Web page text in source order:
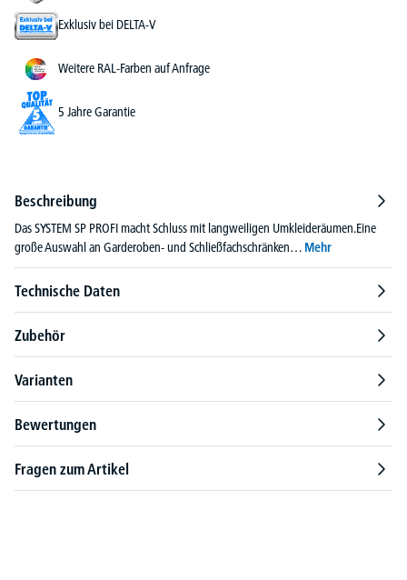
Exklusiv bei DELTA-V
Weitere RAL-Farben auf Anfrage
5 Jahre Garantie
Beschreibung
Das SYSTEM SP PROFI macht Schluss mit langweiligen Umkleideräumen.Eine
große Auswahl an Garderoben- und Schließfachschränken… Mehr
Technische Daten
Zubehör
Varianten
Bewertungen
Fragen zum Artikel